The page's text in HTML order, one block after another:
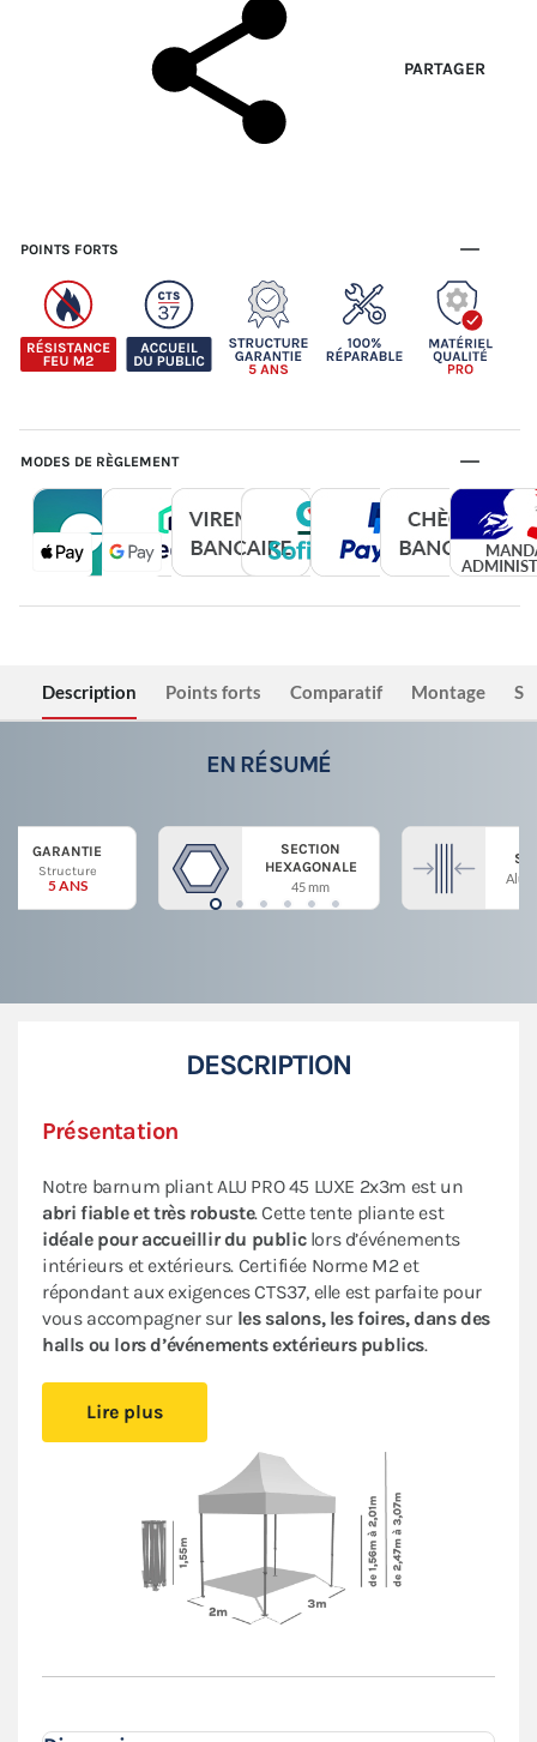
PARTAGER
POINTS FORTS
MODES DE RÈGLEMENT
Description Points forts Comparatif Montage
EN RÉSUMÉ
GARANTIE
Structure
5 ANS
SECTION
HEXAGONALE
45 mm
DESCRIPTION
Présentation
Notre barnum pliant ALU PRO 45 LUXE 2x3m est un
abri fiable et très robuste. Cette tente pliante est
idéale pour accueillir du publiclors d’événements
intérieurs et extérieurs. Certifiée Norme M2 et
répondant aux exigences CTS37, elle est parfaite pour
vous accompagner sur les salons, les foires, dans des
halls ou lors d’événements extérieurs publics.
facilement dans votre véhicule. Le
sans outilvous offre un véritable confort de montage.
Installez-vous rapidement où vous le souhaitez et
protégez-vous des aléas de la météo.
Le toit et les murs de ce barnum 2x3m
sont en
polyester avec enduction PVC de 380 g/m². Le toit est
renforcé aux angles et sur les coutures, et la bâche
L'armature hexagonale en aluminium assure solidité
Lire plus